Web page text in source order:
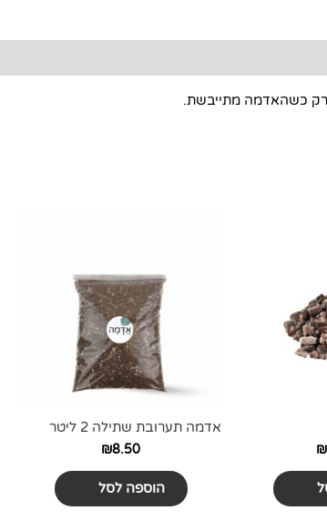
רק כשהאדמה מתייבשת.
₪
אדמה תערובת שתילה 2 ליטר
₪8.50
הוספה לסל